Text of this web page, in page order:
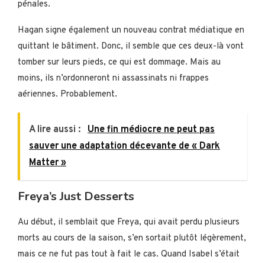
pénales.
Hagan signe également un nouveau contrat médiatique en
quittant le bâtiment. Donc, il semble que ces deux-là vont
tomber sur leurs pieds, ce qui est dommage. Mais au
moins, ils n’ordonneront ni assassinats ni frappes
aériennes. Probablement.
A lire aussi : Une fin médiocre ne peut pas
sauver une adaptation décevante de « Dark
Matter »
Freya’s Just Desserts
Au début, il semblait que Freya, qui avait perdu plusieurs
morts au cours de la saison, s’en sortait plutôt légèrement,
mais ce ne fut pas tout à fait le cas. Quand Isabel s’était